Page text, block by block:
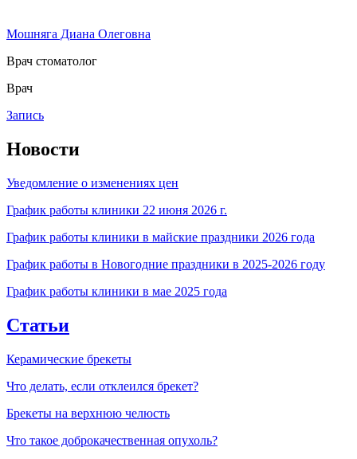
Мошняга Диана Олеговна
Врач стоматолог
Врач
Запись
Новости
Уведомление о изменениях цен
График работы клиники 22 июня 2026 г.
График работы клиники в майские праздники 2026 года
График работы в Новогодние праздники в 2025-2026 году
График работы клиники в мае 2025 года
Статьи
Керамические брекеты
Что делать, если отклеился брекет?
Брекеты на верхнюю челюсть
Что такое доброкачественная опухоль?